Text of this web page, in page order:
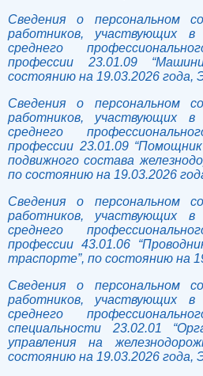
Сведения о персональном
работников, участвующих в
среднего
профессии 23.01.09
состоянию на 19.03.2026 года,
Сведения о персональном
работников, участвующих в
среднего
профессии 23.01.09
подвижного состава
по состоянию на 19.03.2026
Сведения о персональном
работников, участвующих в
среднего
профессии 43.01.06
траспорте”, по состоянию на
Сведения о персональном
работников, участвующих в
среднего
специальности 23.02.01
управления на
состоянию на 19.03.2026 года,